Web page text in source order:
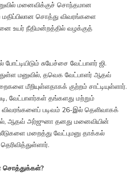
மனைவிக்குச் சொந்தமான
சொத்து விவரங்களை
உயர் நீதிமன்றத்தில் வழக்குத்
சுயேச்சை வேட்பாளர் ஜி.
மனுவில், தவெக வேட்பாளர் ஆதவ்
மீறியுள்ளதாகக் குற்றம் சாட்டியுள்ளார்.
வேட்பாளர்கள் தங்களது மற்றும்
விவரங்களைப் படிவம் 26-இல் தெளிவாகக்
ஆதவ் அர்ஜுனா தனது மனைவியின்
மறைத்து வேட்புமனு தாக்கல்
சொத்துக்கள்?